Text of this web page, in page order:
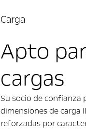
Carga
Apto
cargas
Su socio de confianza
dimensiones de carga
reforzadas por